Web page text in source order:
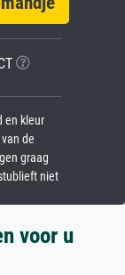
en kleur
de
graag
niet
voor u